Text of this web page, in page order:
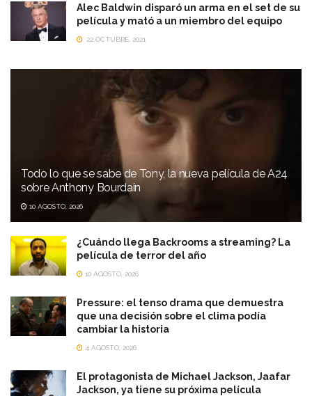
Alec Baldwin disparó un arma en el set de su
película y mató a un miembro del equipo
22 OCTUBRE, 2021
Todo lo que se sabe de Tony, la nueva película de A24
sobre Anthony Bourdain
10 AGOSTO, 2026
¿Cuándo llega Backrooms a streaming? La
película de terror del año
10 AGOSTO, 2026
Pressure: el tenso drama que demuestra
que una decisión sobre el clima podía
cambiar la historia
4 AGOSTO, 2026
El protagonista de Michael Jackson, Jaafar
Jackson, ya tiene su próxima película